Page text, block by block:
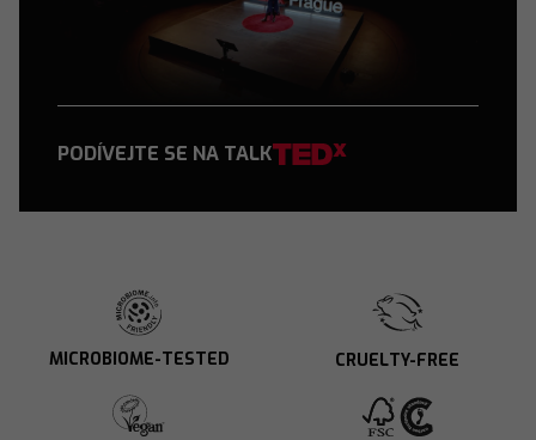
PODÍVEJTE SE NA TALK
MICROBIOME-TESTED CRUELTY-FREE